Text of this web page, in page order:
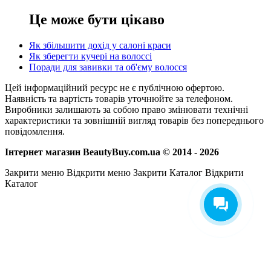
Це може бути цікаво
Як збільшити дохід у салоні краси
Як зберегти кучері на волоссі
Поради для завивки та об'єму волосся
Цей інформаційний ресурс не є публічною офертою.
Наявність та вартість товарів уточнюйте за телефоном.
Виробники залишають за собою право змінювати технічні
характеристики та зовнішній вигляд товарів без попереднього
повідомлення.
Інтернет магазин BeautyBuy.com.ua © 2014 - 2026
Закрити меню Відкрити меню Закрити Каталог Відкрити
Каталог